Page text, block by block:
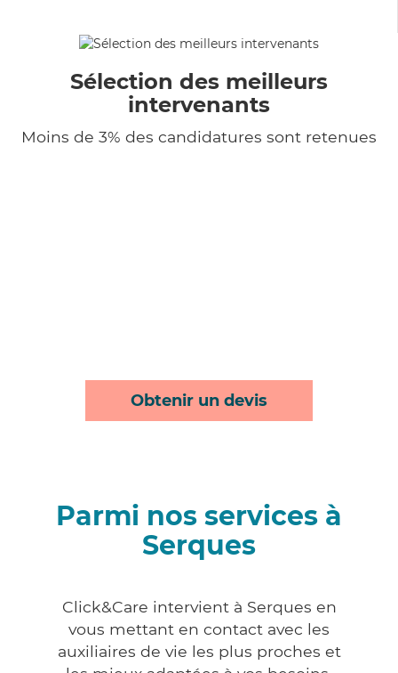
Sélection des meilleurs
intervenants
Moins de 3% des candidatures sont retenues
Obtenir un devis
Parmi nos services à
Serques
Click&Care intervient à Serques en
vous mettant en contact avec les
auxiliaires de vie les plus proches et